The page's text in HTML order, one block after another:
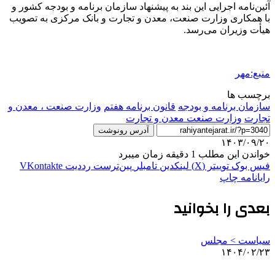
آئین‌نامه اجرایی این بند به پیشنهاد سازمان برنامه و بودجه کشور و
با همکاری وزارت صنعت، معدن و تجارت و بانک مرکزی به تصویب
هیأت وزیران می‌رسد.
منبع:مهر
برچسب ها
سازمان برنامه و بودجه قانون برنامه هفتم وزارت صنعت ، معدن و
تجارت وزارت صنعت معدن و تجارت
آدرس رونوشت
۱۴۰۳/۰۹/۲۰
خواندن این مطلب 1 دقیقه زمان میبرد
فیس بوک توییتر (X) لینکدین ‫تامبلر ‫پین‌ترست ‫رددیت ‫VKontakte
رایانامه چاپ
بعدی را بخوانید
سیاست > مجلس
۱۴۰۴/۰۲/۲۳